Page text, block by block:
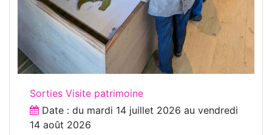
Sorties Visite patrimoine
Date : du mardi 14 juillet 2026 au vendredi
14 août 2026